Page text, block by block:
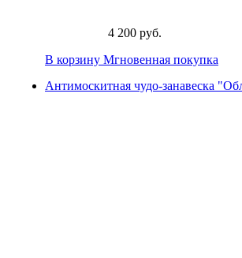
4 200 руб.
В корзину Мгновенная покупка
Антимоскитная чудо-занавеска